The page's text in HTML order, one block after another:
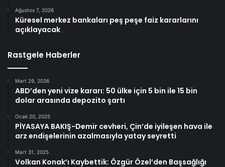
Ağustos 7, 2026
Küresel merkez bankaları peş peşe faiz kararlarını
açıklayacak
Rastgele Haberler
Mart 29, 2026
ABD’den yeni vize kararı: 50 ülke için 5 bin ile 15 bin
dolar arasında depozito şartı
Ocak 20, 2025
PİYASAYA BAKIŞ-Demir cevheri, Çin’de iyileşen hava ile
arz endişelerinin azalmasıyla yatay seyretti
Mart 31, 2025
Volkan Konak’ı Kaybettik: Özgür Özel’den Başsağlığı